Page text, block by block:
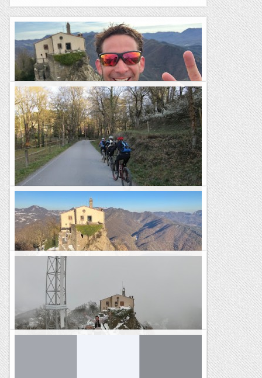
Bellmunt
Rutes Salvatges
El Bisaura amb BTT
Sant Quirze de Besora, Castell de Montesquiu, Llaés, Baumes
del Teixidor, Morro del Quer, Vidrà, Sant Quize de Besora.
Dimecres 29 març 2023...
Esqui Montseny
Bellmunt
Rutes Salvatges